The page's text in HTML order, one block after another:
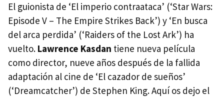
El guionista de ‘El imperio contraataca’ (‘Star Wars:
Episode V – The Empire Strikes Back’) y ‘En busca
del arca perdida’ (‘Raiders of the Lost Ark’) ha
vuelto. Lawrence Kasdan tiene nueva película
como director, nueve años después de la fallida
adaptación al cine de ‘El cazador de sueños’
(‘Dreamcatcher’) de Stephen King. Aquí os dejo el